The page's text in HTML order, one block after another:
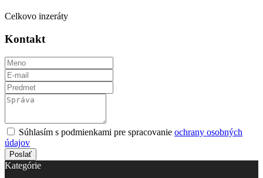
Celkovo inzeráty
Kontakt
Súhlasím s podmienkami pre spracovanie ochrany osobných
údajov
Poslať
Kategórie